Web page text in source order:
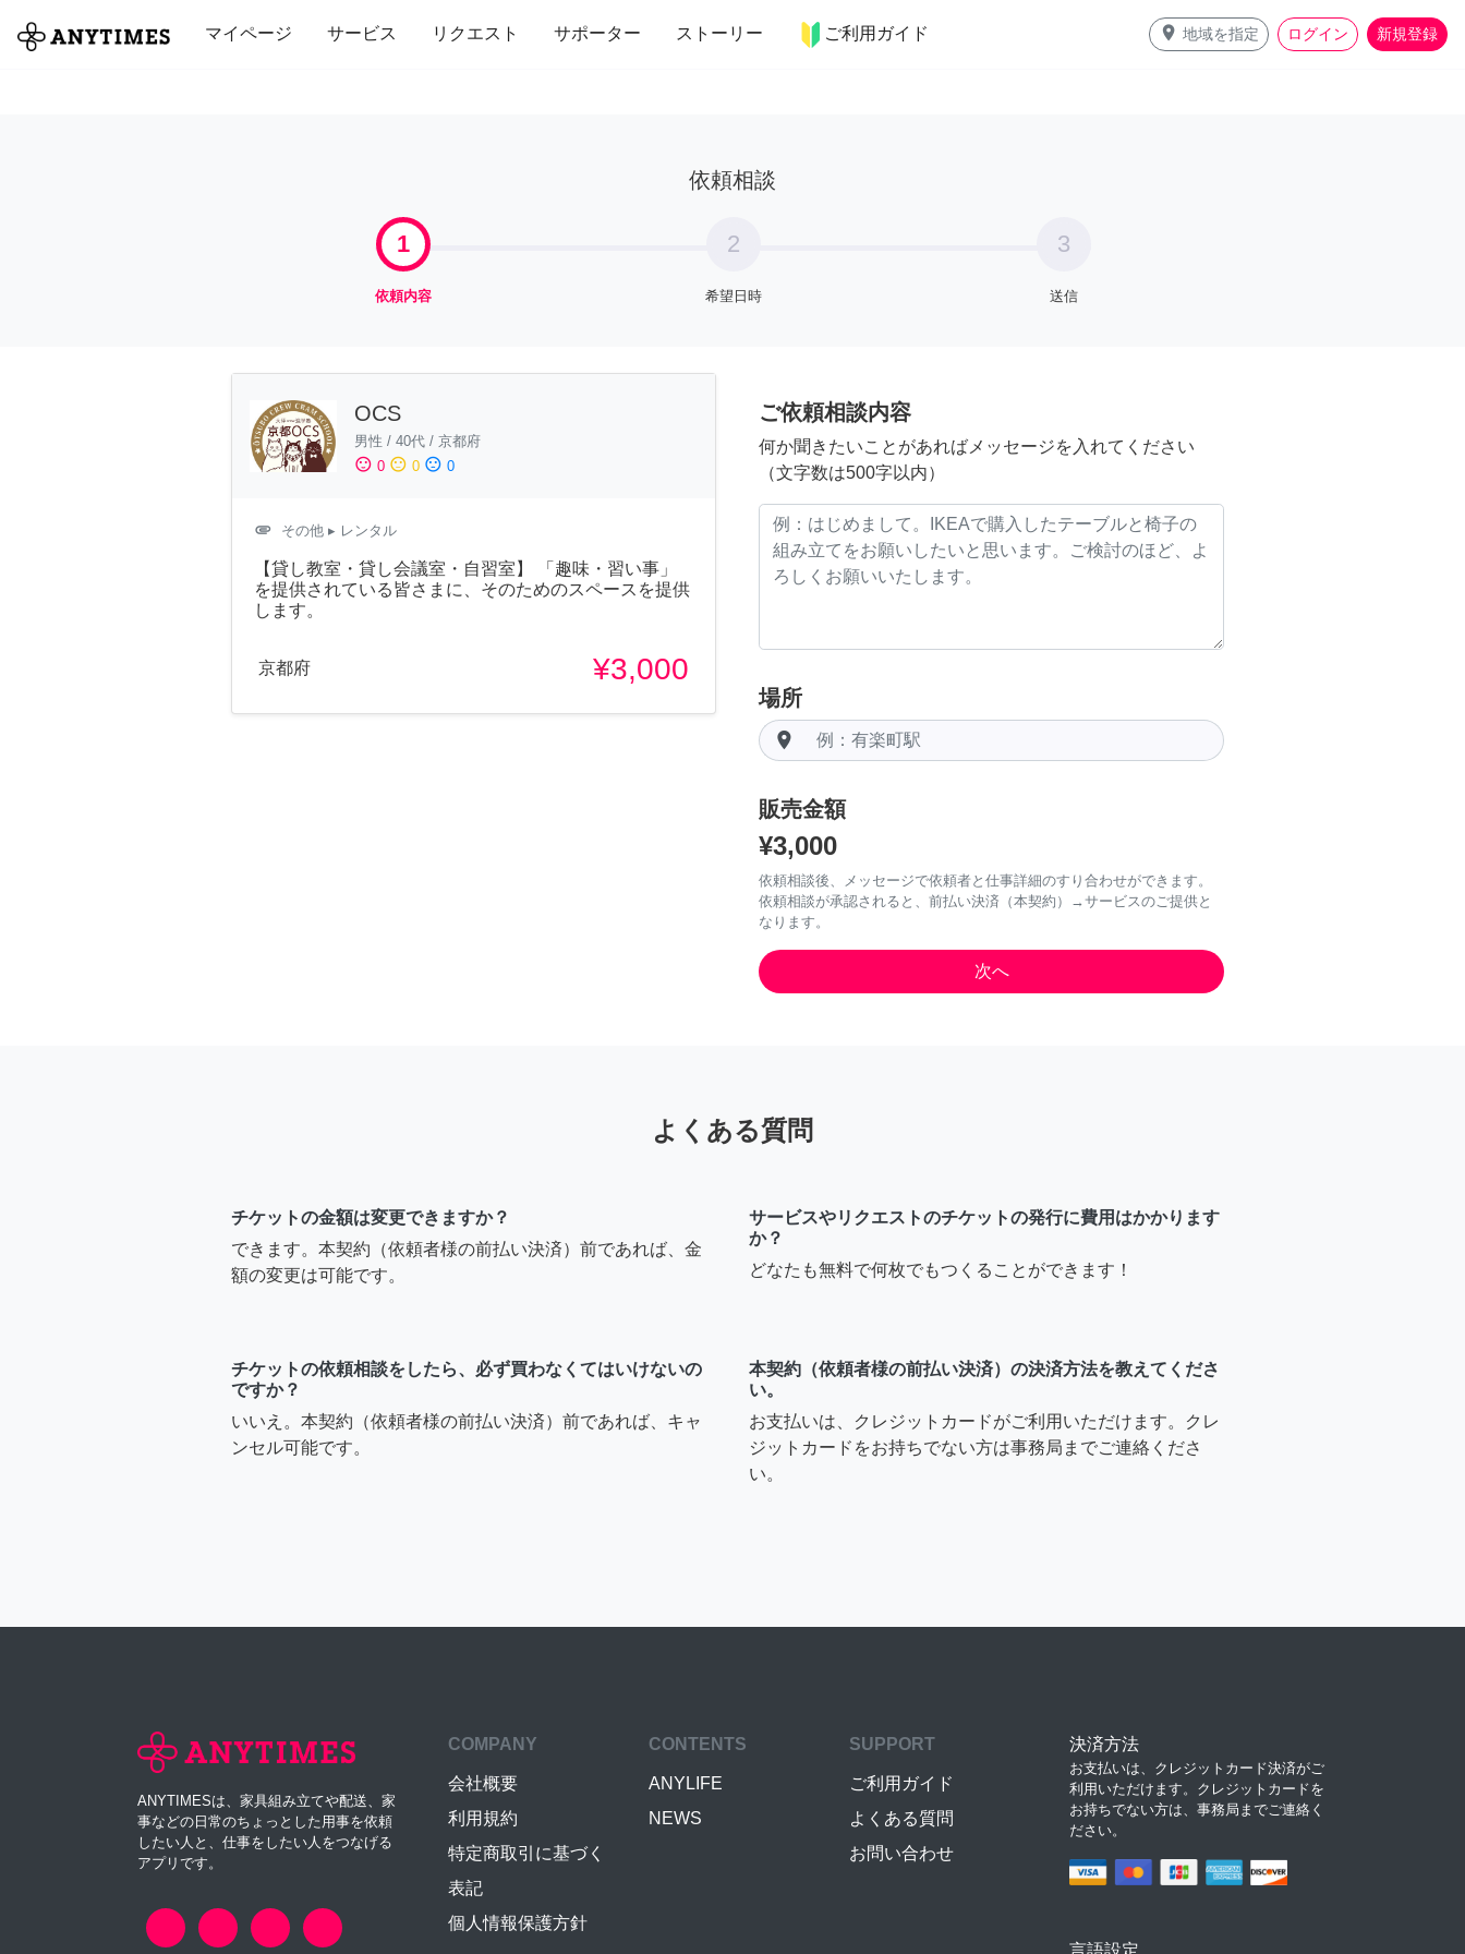
マイページ サービス リクエスト サポーター ストーリー ご利用ガイド place 地域を指定 ログイン 新規登録
全て 修理・組立 家事 引っ越し インテリア 趣味・習い事 ペット 料理
依頼相談
1
依頼内容
2
希望日時
3
送信
OCS
男性 / 40代 / 京都府
sentiment_satisfied 0 sentiment_neutral 0 sentiment_dissatisfied 0
attachment その他 ▸ レンタル
【貸し教室・貸し会議室・自習室】 「趣味・習い事」
を提供されている皆さまに、そのためのスペースを提供
します。
京都府 ¥3,000
ご依頼相談内容
何か聞きたいことがあればメッセージを入れてください
（文字数は500字以内）
場所
room
販売金額
¥3,000
依頼相談後、メッセージで依頼者と仕事詳細のすり合わせができます。
依頼相談が承認されると、前払い決済（本契約）→サービスのご提供と
なります。
よくある質問
チケットの金額は変更できますか？
できます。本契約（依頼者様の前払い決済）前であれば、金
額の変更は可能です。
サービスやリクエストのチケットの発行に費用はかかります
か？
どなたも無料で何枚でもつくることができます！
チケットの依頼相談をしたら、必ず買わなくてはいけないの
ですか？
いいえ。本契約（依頼者様の前払い決済）前であれば、キャ
ンセル可能です。
本契約（依頼者様の前払い決済）の決済方法を教えてくださ
い。
お支払いは、クレジットカードがご利用いただけます。クレ
ジットカードをお持ちでない方は事務局までご連絡くださ
い。
ANYTIMESは、家具組み立てや配送、家
事などの日常のちょっとした用事を依頼
したい人と、仕事をしたい人をつなげる
アプリです。
COMPANY
会社概要
利用規約
特定商取引に基づく
表記
個人情報保護方針
CONTENTS
ANYLIFE
NEWS
SUPPORT
ご利用ガイド
よくある質問
お問い合わせ
決済方法
お支払いは、クレジットカード決済がご
利用いただけます。クレジットカードを
お持ちでない方は、事務局までご連絡く
ださい。
言語設定